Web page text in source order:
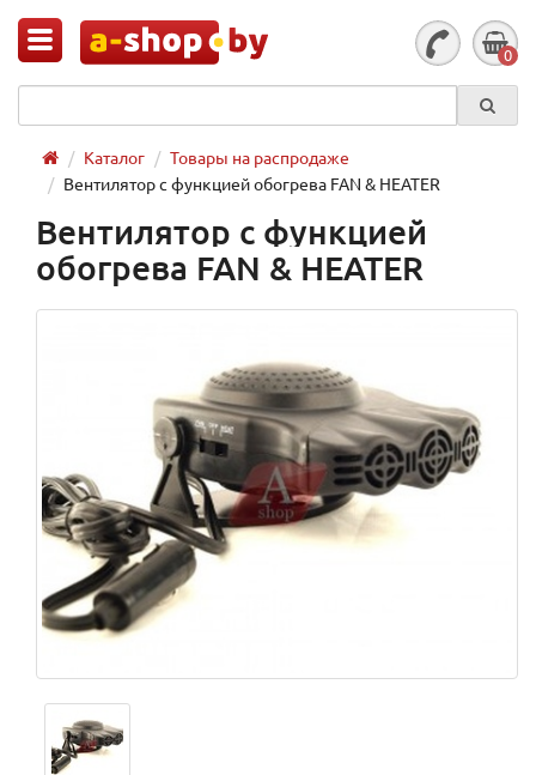
0
Каталог
Товары на распродаже
Вентилятор с функцией обогрева FAN & HEATER
Вентилятор с функцией
обогрева FAN & HEATER